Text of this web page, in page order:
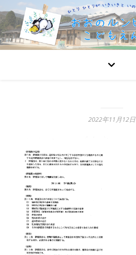
2022年11月12日